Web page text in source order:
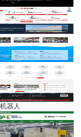
器人